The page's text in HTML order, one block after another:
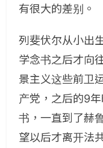
有很大的差别。
列斐伏尔从小出
学念书之后才向
景主义这些前卫
产党，之后的9
书，一直到了赫
望以后才离开法